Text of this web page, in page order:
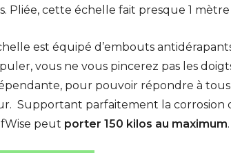
Pliée, cette échelle fait presque 1
est équipé d’embouts
vous ne vous pincerez pas les
pour pouvoir répondre à
Supportant parfaitement la corrosion
peut porter 150 kilos au maximum.